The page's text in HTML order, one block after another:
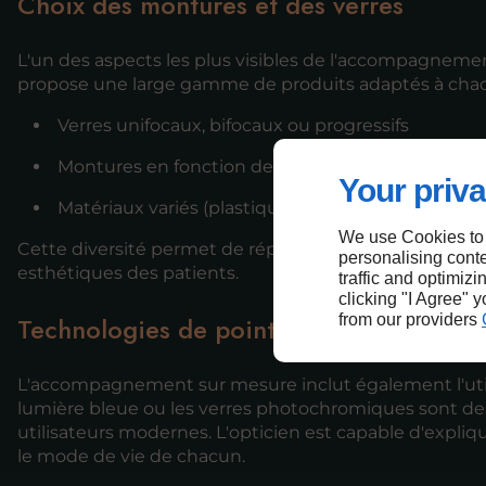
Your
We use Cookies
personalising
traffic and
clicking "I Agree"
from our providers
L'un des aspects les plus visibles de
propose une large gamme de produits adaptés à
Verres unifocaux, bifocaux ou progressifs
Montures en fonction de la morphologie du visage
Matériaux variés (plastique, métal, titane)
Cette diversité permet de répondre non seulement
esthétiques des patients.
Technologies de pointe
L'accompagnement sur mesure inclut également
lumière bleue ou les verres photochromiques sont
utilisateurs modernes. L'opticien est capable
le mode de vie de chacun.